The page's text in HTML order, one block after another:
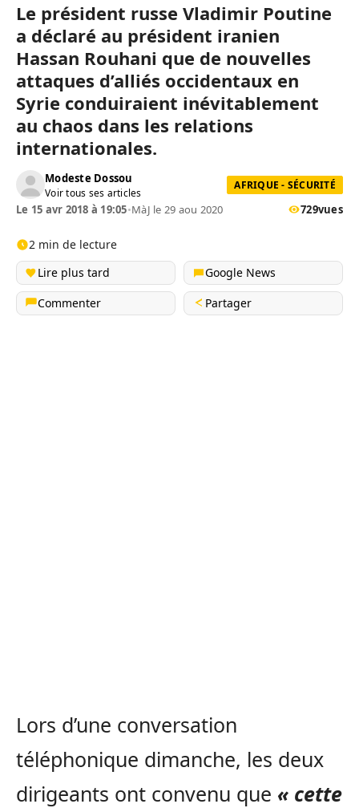
Le président russe Vladimir Poutine
a déclaré au président iranien
Hassan Rouhani que de nouvelles
attaques d’alliés occidentaux en
Syrie conduiraient inévitablement
au chaos dans les relations
internationales.
Modeste Dossou
Voir tous ses articles
AFRIQUE - SÉCURITÉ
Le 15 avr 2018 à 19:05•MàJ le 29 aou 2020 729vues
2 min de lecture
Lire plus tard
Google News
Commenter
Partager
Lors d’une conversation
téléphonique dimanche, les deux
dirigeants ont convenu que « cette